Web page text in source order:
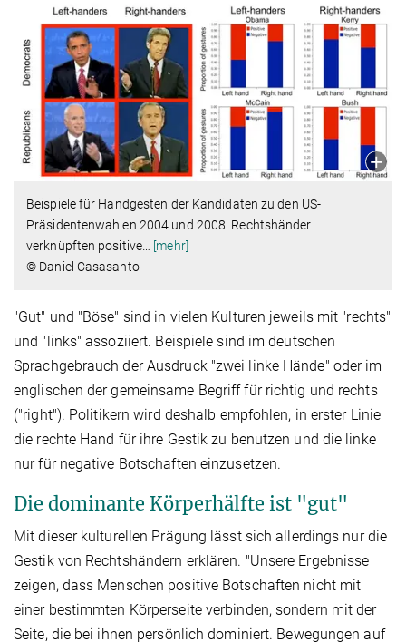
Beispiele für Handgesten der Kandidaten zu den US-
Präsidentenwahlen 2004 und 2008. Rechtshänder
verknüpften positive… [mehr]
© Daniel Casasanto
"Gut" und "Böse" sind in vielen Kulturen jeweils mit "rechts"
und "links" assoziiert. Beispiele sind im deutschen
Sprachgebrauch der Ausdruck "zwei linke Hände" oder im
englischen der gemeinsame Begriff für richtig und rechts
("right"). Politikern wird deshalb empfohlen, in erster Linie
die rechte Hand für ihre Gestik zu benutzen und die linke
nur für negative Botschaften einzusetzen.
Die dominante Körperhälfte ist "gut"
Mit dieser kulturellen Prägung lässt sich allerdings nur die
Gestik von Rechtshändern erklären. "Unsere Ergebnisse
zeigen, dass Menschen positive Botschaften nicht mit
einer bestimmten Körperseite verbinden, sondern mit der
Seite, die bei ihnen persönlich dominiert. Bewegungen auf